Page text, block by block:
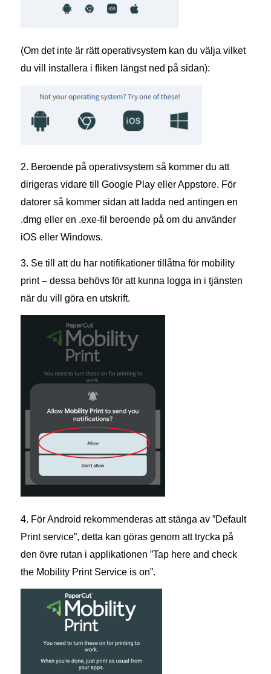
(Om det inte är rätt operativsystem kan du välja vilket
du vill installera i fliken längst ned på sidan):
2. Beroende på operativsystem så kommer du att
dirigeras vidare till Google Play eller Appstore. För
datorer så kommer sidan att ladda ned antingen en
.dmg eller en .exe-fil beroende på om du använder
iOS eller Windows.
3. Se till att du har notifikationer tillåtna för mobility
print – dessa behövs för att kunna logga in i tjänsten
när du vill göra en utskrift.
4. För Android rekommenderas att stänga av ”Default
Print service”, detta kan göras genom att trycka på
den övre rutan i applikationen ”Tap here and check
the Mobility Print Service is on”.